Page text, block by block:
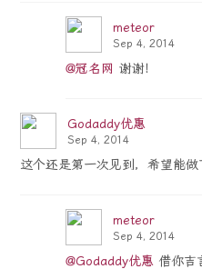
meteor
Sep 4, 2014
@冠名网 谢谢！
Godaddy优惠
Sep 4, 2014
这个还是第一次见到，希望能做
meteor
Sep 4, 2014
@Godaddy优惠 借你吉